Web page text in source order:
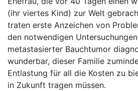
(ihr viertes Kind) zur Welt
traten erste Anzeichen von
den notwendigen
metastasierter Bauchtumor
wunderbar, dieser Familie
Entlastung für all die Kosten zu
in Zukunft tragen müssen.